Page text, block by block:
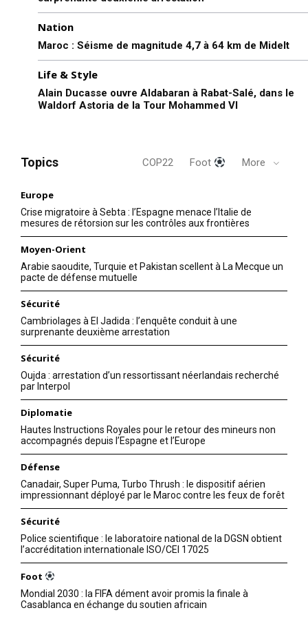
Nation
Maroc : Séisme de magnitude 4,7 à 64 km de Midelt
Life & Style
Alain Ducasse ouvre Aldabaran à Rabat-Salé, dans le
Waldorf Astoria de la Tour Mohammed VI
Topics COP22 Foot More
Europe
Crise migratoire à Sebta : l’Espagne menace l’Italie de
mesures de rétorsion sur les contrôles aux frontières
Moyen-Orient
Arabie saoudite, Turquie et Pakistan scellent à La Mecque un
pacte de défense mutuelle
Sécurité
Cambriolages à El Jadida : l’enquête conduit à une
surprenante deuxième arrestation
Sécurité
Oujda : arrestation d’un ressortissant néerlandais recherché
par Interpol
Diplomatie
Hautes Instructions Royales pour le retour des mineurs non
accompagnés depuis l’Espagne et l’Europe
Défense
Canadair, Super Puma, Turbo Thrush : le dispositif aérien
impressionnant déployé par le Maroc contre les feux de forêt
Sécurité
Police scientifique : le laboratoire national de la DGSN obtient
l’accréditation internationale ISO/CEI 17025
Foot
Mondial 2030 : la FIFA dément avoir promis la finale à
Casablanca en échange du soutien africain